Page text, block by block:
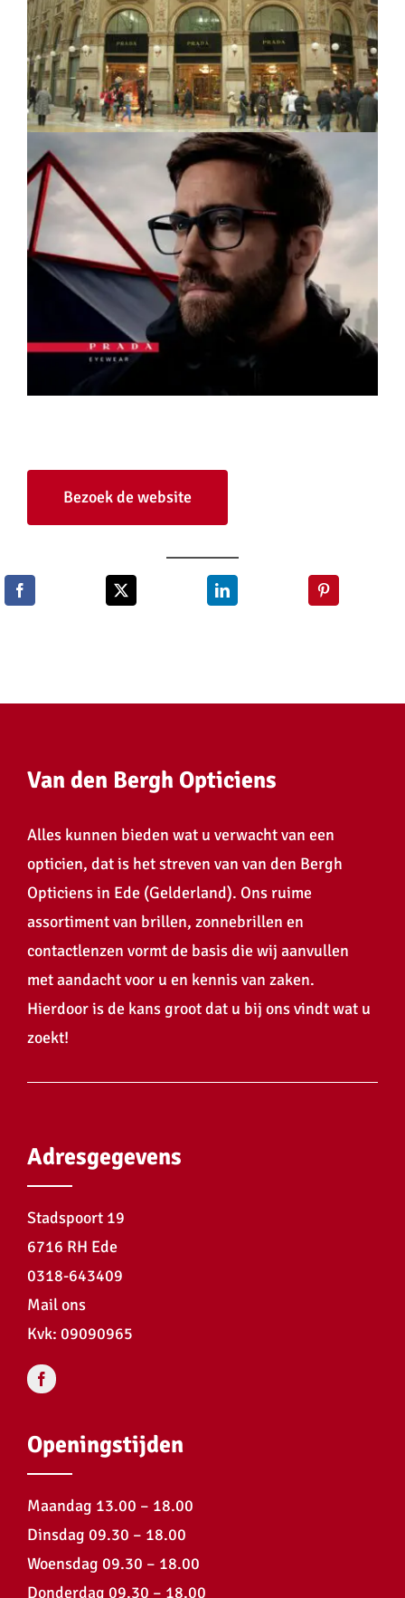
Bezoek de website
Van den Bergh Opticiens
Alles kunnen bieden wat u verwacht van een
opticien, dat is het streven van van den Bergh
Opticiens in Ede (Gelderland). Ons ruime
assortiment van brillen, zonnebrillen en
contactlenzen vormt de basis die wij aanvullen
met aandacht voor u en kennis van zaken.
Hierdoor is de kans groot dat u bij ons vindt wat u
zoekt!
Adresgegevens
Stadspoort 19
6716 RH Ede
0318-643409
Mail ons
Kvk: 09090965
Openingstijden
Maandag 13.00 – 18.00
Dinsdag 09.30 – 18.00
Woensdag 09.30 – 18.00
Donderdag 09.30 – 18.00